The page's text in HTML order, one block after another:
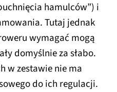
hamulców”) i
Tutaj jednak
wymagać mogą
domyślnie za słabo.
w zestawie nie ma
do ich regulacji.